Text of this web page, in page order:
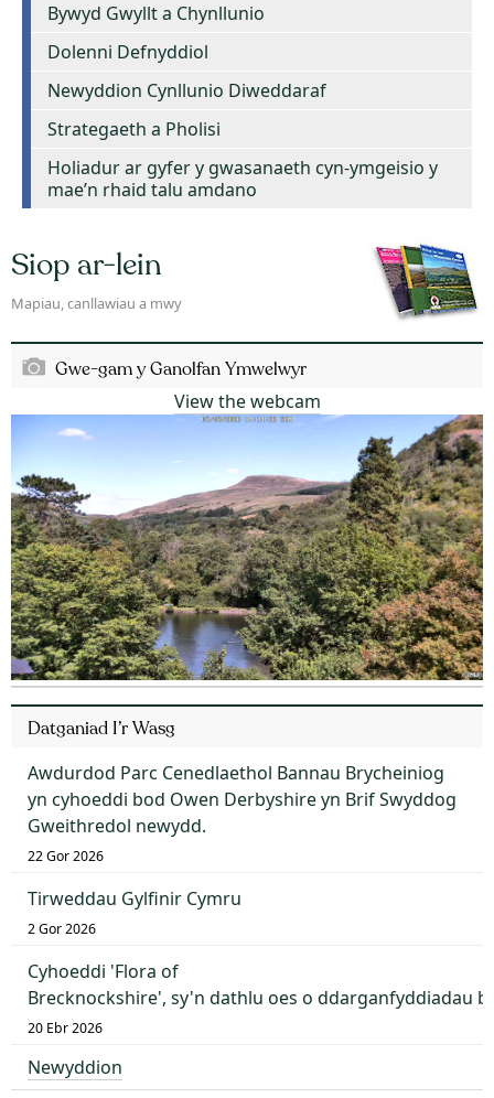
Bywyd Gwyllt a Chynllunio
Dolenni Defnyddiol
Newyddion Cynllunio Diweddaraf
Strategaeth a Pholisi
Holiadur ar gyfer y gwasanaeth cyn-ymgeisio y
mae’n rhaid talu amdano
Siop ar-lein
Mapiau, canllawiau a mwy
Gwe-gam y Ganolfan Ymwelwyr
View the webcam
Datganiad I’r Wasg
Awdurdod Parc Cenedlaethol Bannau Brycheiniog
yn cyhoeddi bod Owen Derbyshire yn Brif Swyddog
Gweithredol newydd.
22 Gor 2026
Tirweddau Gylfinir Cymru
2 Gor 2026
Cyhoeddi 'Flora of
Brecknockshire', sy'n dathlu oes o ddarganfyddiadau
20 Ebr 2026
Newyddion